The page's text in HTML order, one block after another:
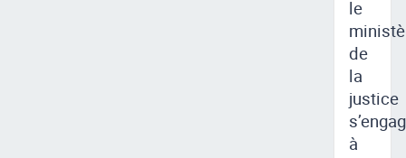
le
de
la
justice
à